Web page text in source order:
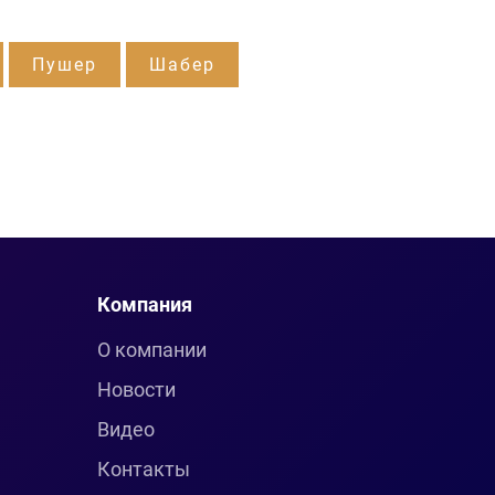
Пушер Шабер
Компания
О компании
Новости
Видео
Контакты